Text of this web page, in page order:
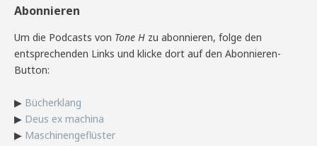
Abonnieren
Um die Podcasts von Tone H zu abonnieren, folge den
entsprechenden Links und klicke dort auf den Abonnieren-
Button:
▶ Bücherklang
▶ Deus ex machina
▶ Maschinengeflüster